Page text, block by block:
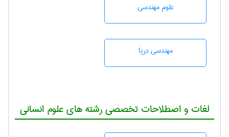
علوم مهندسی
مهندسی دریا
لغات و اصطلاحات تخصصی رشته های علوم انسانی